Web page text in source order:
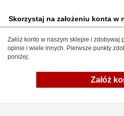
Skorzystaj na założeniu konta w
Załóż konto w naszym sklepie i zdobywaj
opinie i wiele innych. Pierwsze punkty
poniżej:
Załóż